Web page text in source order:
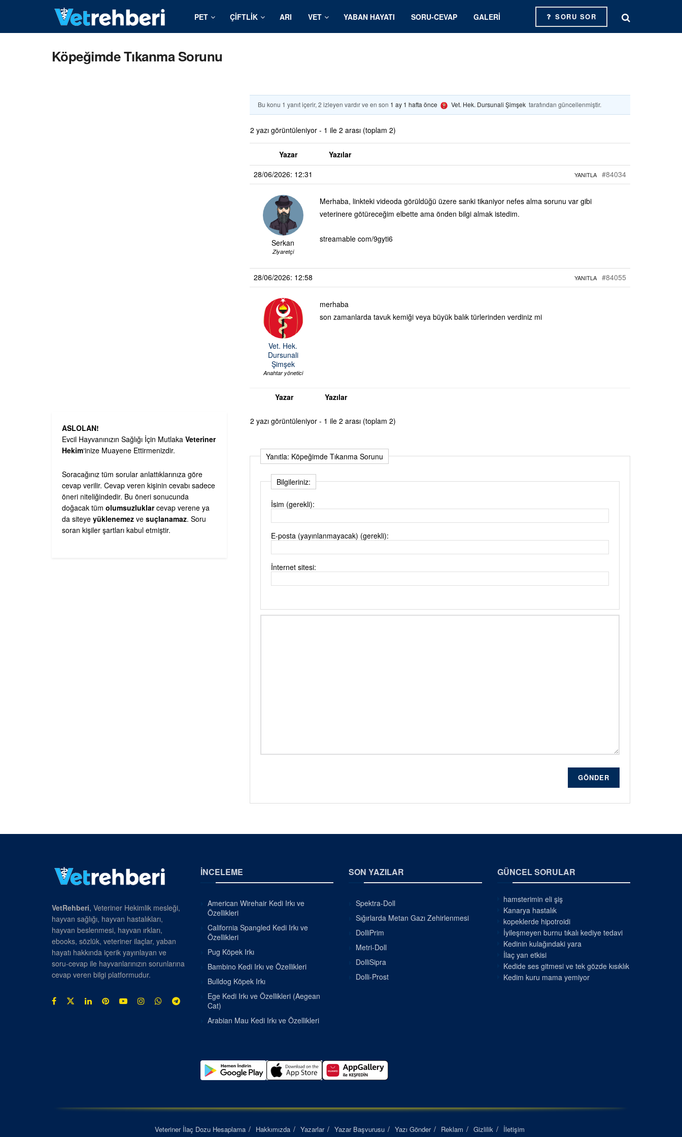
PET ÇIFTLIK ARI VET YABAN HAYATI SORU-CEVAP GALERI SORU SOR
Köpeğimde Tıkanma Sorunu
Bu konu 1 yanıt içerir, 2 izleyen vardır ve en son 1 ay 1 hafta önce Vet. Hek. Dursunali Şimşek tarafından güncellenmiştir.
2 yazı görüntüleniyor - 1 ile 2 arası (toplam 2)
Yazar
Yazılar
28/06/2026: 12:31
#84034
YANITLA
Serkan
Ziyaretçi
Merhaba, linkteki videoda görüldüğü üzere sanki tikaniyor nefes alma sorunu var gibi
veterinere götüreceğim elbette ama önden bilgi almak istedim.
streamable com/9gyti6
28/06/2026: 12:58 #84055
YANITLA
Vet. Hek.
Dursunali
Şimşek
Anahtar yönetici
merhaba
son zamanlarda tavuk kemiği veya büyük balık türlerinden verdiniz mi
Yazar Yazılar
2 yazı görüntüleniyor - 1 ile 2 arası (toplam 2)
Yanıtla: Köpeğimde Tıkanma Sorunu
Bilgileriniz:
İsim (gerekli):
E-posta (yayınlanmayacak) (gerekli):
İnternet sitesi:
GÖNDER
ASLOLAN!
Evcil Hayvanınızın Sağlığı İçin Mutlaka Veteriner
Hekim‘inize Muayene Ettirmenizdir.
Soracağınız tüm sorular anlattıklarınıza göre
cevap verilir. Cevap veren kişinin cevabı sadece
öneri niteliğindedir. Bu öneri sonucunda
doğacak tüm olumsuzluklarcevap verene ya
da siteye yüklenemez ve suçlanamaz. Soru
soran kişiler şartları kabul etmiştir.
VetRehberi, Veteriner Hekimlik mesleği,
hayvan sağlığı, hayvan hastalıkları,
hayvan beslenmesi, hayvan ırkları,
ebooks, sözlük, veteriner ilaçlar, yaban
hayatı hakkında içerik yayınlayan ve
soru-cevap ile hayvanlarınızın sorunlarına
cevap veren bilgi platformudur.
İNCELEME
American Wirehair Kedi Irkı ve
Özellikleri
California Spangled Kedi Irkı ve
Özellikleri
Pug Köpek Irkı
Bambino Kedi Irkı ve Özellikleri
Bulldog Köpek Irkı
Ege Kedi Irkı ve Özellikleri (Aegean
Cat)
Arabian Mau Kedi Irkı ve Özellikleri
SON YAZILAR
Spektra-Doll
Sığırlarda Metan Gazı Zehirlenmesi
DolliPrim
Metri-Doll
DolliSipra
Dolli-Prost
GÜNCEL SORULAR
hamsterimin eli şiş
Kanarya hastalık
kopeklerde hipotroidi
İyileşmeyen burnu tıkalı kediye tedavi
Kedinin kulağındaki yara
İlaç yan etkisi
Kedide ses gitmesi ve tek gözde kısıklık
Kedim kuru mama yemiyor
Veteriner İlaç Dozu Hesaplama Hakkımızda Yazarlar Yazar Başvurusu Yazı Gönder Reklam Gizlilik İletişim